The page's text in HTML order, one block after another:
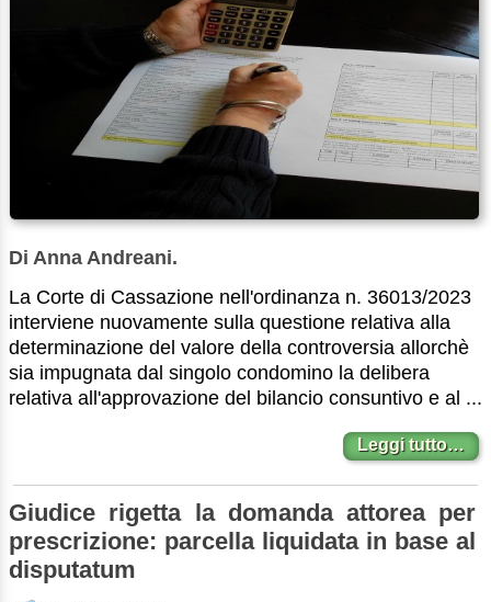
Di Anna Andreani.
La Corte di Cassazione nell'ordinanza n. 36013/2023
interviene nuovamente sulla questione relativa alla
determinazione del valore della controversia allorchè
sia impugnata dal singolo condomino la delibera
relativa all'approvazione del bilancio consuntivo e al ...
Leggi tutto…
Giudice rigetta la domanda attorea per
prescrizione: parcella liquidata in base al
disputatum